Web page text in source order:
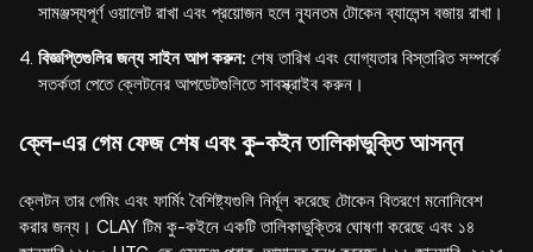
সামঞ্জস্যপূর্ণ ওয়ালেট রাখা এবং প্রয়োজন হলে ন্যূনতম টোকেন ব্যালেন্স বজায় রাখা।
বিজ্ঞপ্তিগুলির জন্য সাইন আপ করুন: শেষ তারিখ এবং যোগ্যতার বিস্তারিত সম্পর্কে
সতর্কতা পেতে ক্লেটনের আপডেটগুলিতে সাবস্ক্রাইব করুন।
ক্লে-এর গেম ফেজ শেষ এবং কু-কইন তালিকাভুক্তি আসন্ন
ক্লেটন তার গেমিং এবং ফার্মিং বৈশিষ্ট্যগুলি নির্মূল করেছে টোকেন বিতরণে মনোনিবেশ
করার জন্য। CLAY টিম কু-কইনে একটি তালিকাভুক্তির ঘোষণা করেছে এবং ১৪